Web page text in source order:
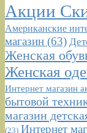
Акции
Американские
магазин (63)
Женская
Женская
Интернет магазин
бытовой
магазин
(23) Интернет